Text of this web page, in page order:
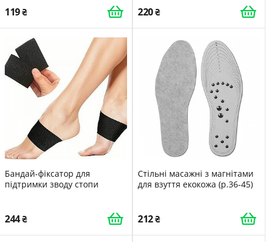
119 220
Бандай-фіксатор для
підтримки зводу стопи
244
Стільні масажні з магнітами
для взуття екокожа (р.36-45)
212